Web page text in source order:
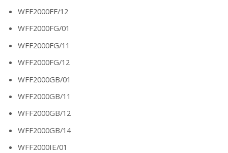
WFF2000FF/12
WFF2000FG/01
WFF2000FG/11
WFF2000FG/12
WFF2000GB/01
WFF2000GB/11
WFF2000GB/12
WFF2000GB/14
WFF2000IE/01